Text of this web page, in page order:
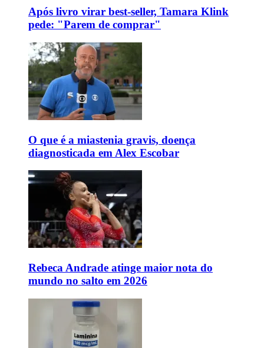
Após livro virar best-seller, Tamara Klink
pede: "Parem de comprar"
O que é a miastenia gravis, doença
diagnosticada em Alex Escobar
Rebeca Andrade atinge maior nota do
mundo no salto em 2026